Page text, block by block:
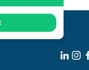
Impacto da
SAP na